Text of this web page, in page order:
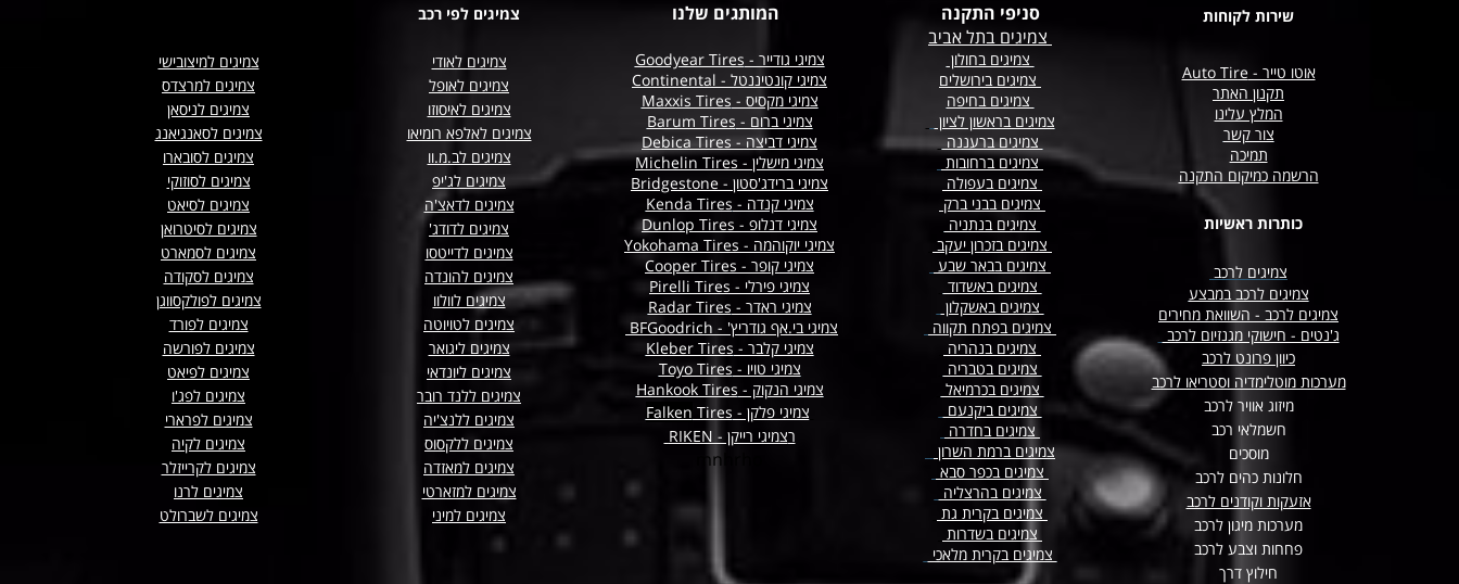
שירות לקוחות
אוטו טייר - Auto Tire
תקנון האתר
המלץ עלינו
צור קשר
תמיכה
הרשמה כמיקום התקנה
כותרות ראשיות
צמיגים לרכב
צמיגים לרכב במבצע
צמיגים לרכב - השוואת מחירים
ג'נטים - חישוקי מגנזיום לרכב
כיוון פרונט לרכב
מערכות מוטלימדיה וסטריאו לרכב
מיזוג אוויר לרכב
חשמלאי רכב
מוסכים
חלונות כהים לרכב
אזעקות וקודנים לרכב
מערכות מיגון לרכב
פחחות וצבע לרכב
חילוץ דרך
סניפי התקנה
צמיגים בתל אביב
צמיגים בחולון
צמיגים בירושלים
צמיגים בחיפה
צמיגים בראשון לציון
צמיגים ברעננה
צמיגיםברחובות
צמיגים בעפולה
צמיגים בבני ברק
צמיגים בנתניה
צמיגים בזכרון יעקב
צמיגים בבאר שבע
צמיגים באשדוד
צמיגים באשקלון
צמיגים בפתח תקווה
צמיגים בנהריה
צמיגים בטבריה
צמיגים בכרמיאל
צמיגים ביקנעם
צמיגים בחדרה
צמיגים ברמת השרון
צמיגים בכפר סבא
צמיגים בהרצליה
צמיגים בקרית גת
צמיגים בשדרות
צמיגים בקרית מלאכי
המותגים שלנו
צמיגי גודייר - Goodyear Tires
צמיגי קונטיננטל - Continental
צמיגי מקסיס - Maxxis Tires
צמיגי ברום - Barum Tires
צמיגי דביצה - Debica Tires
צמיגי מישלין - Michelin Tires
צמיגי ברידג'סטון - Bridgestone
צמיגי קנדה - Kenda Tires
צמיגי דנלופ - Dunlop Tires
צמיגי יוקוהמה - Yokohama Tires
צמיגי קופר - Cooper Tires
צמיגי פירלי - Pirelli Tires
צמיגי ראדר - Radar Tires
צמיגי בי.אף גודריץ' - BFGoodrich
צמיגי קלבר - Kleber Tires
צמיגי טויו - Toyo Tires
צמיגי הנקוק - Hankook Tires
צמיגי פלקן -
Falken Tires
רצמיגי רייקן - RIKEN
mnhrho
צמיגים לפי רכב
צמיגים לאודי
צמיגים לאופל
צמיגים לאיסוזו
צמיגים לאלפא רומיאו
צמיגים לב.מ.וו
צמיגים לג'יפ
צמיגים לדאצ'ה
צמיגים לדודג'
צמיגים לדייטסו
צמיגים להונדה
צמיגים לוולוו
צמיגים לטויוטה
צמיגים ליגואר
צמיגים ליונדאי
צמיגים ללנד רובר
צמיגים ללנצ'יה
צמיגים ללקסוס
צמיגים למאזדה
צמיגים למזארטי
צמיגים למיני
צמיגים למיצובישי
צמיגים למרצדס
צמיגים לניסאן
צמיגים לסאנגיאנג
צמיגים לסובארו
צמיגים לסוזוקי
צמיגים לסיאט
צמיגים לסיטרואן
צמיגים לסמארט
צמיגים לסקודה
צמיגים לפולקסווגן
צמיגים לפורד
צמיגים לפורשה
צמיגים לפיאט
צמיגים לפג'ו
צמיגים לפרארי
צמיגים לקיה
צמיגים לקרייזלר
צמיגים לרנו
צמיגים לשברולט